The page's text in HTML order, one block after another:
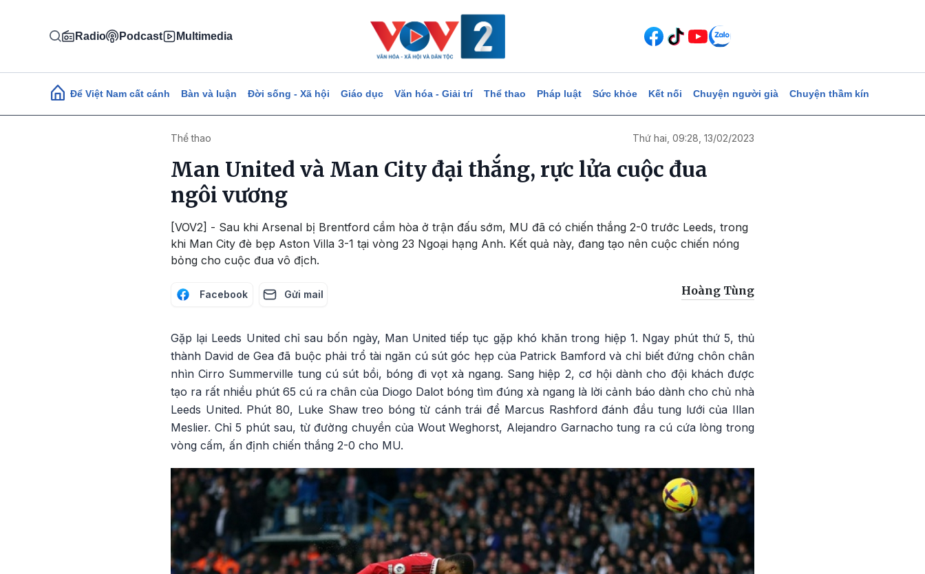
Radio Podcast Multimedia
Main navigation
Để Việt Nam cất cánh Bàn và luận Đời sống - Xã hội Giáo dục Văn hóa - Giải trí Thể thao Pháp luật Sức khỏe Kết nối Chuyện người già Chuyện thầm kín
Thể thao Thứ hai, 09:28, 13/02/2023
Man United và Man City đại thắng, rực lửa cuộc đua
ngôi vương
[VOV2] - Sau khi Arsenal bị Brentford cầm hòa ở trận đấu sớm, MU đã có chiến thắng 2-0 trước Leeds, trong
khi Man City đè bẹp Aston Villa 3-1 tại vòng 23 Ngoại hạng Anh. Kết quả này, đang tạo nên cuộc chiến nóng
bỏng cho cuộc đua vô địch.
Facebook Gửi mail Hoàng Tùng
Gặp lại Leeds United chỉ sau bốn ngày, Man United tiếp tục gặp khó khăn trong hiệp 1. Ngay phút thứ 5, thủ
thành David de Gea đã buộc phải trổ tài ngăn cú sút góc hẹp của Patrick Bamford và chỉ biết đứng chôn chân
nhìn Cirro Summerville tung cú sút bồi, bóng đi vọt xà ngang. Sang hiệp 2, cơ hội dành cho đội khách được
tạo ra rất nhiều phút 65 cú ra chân của Diogo Dalot bóng tìm đúng xà ngang là lời cảnh báo dành cho chủ nhà
Leeds United. Phút 80, Luke Shaw treo bóng từ cánh trái để Marcus Rashford đánh đầu tung lưới của Illan
Meslier. Chỉ 5 phút sau, từ đường chuyền của Wout Weghorst, Alejandro Garnacho tung ra cú cứa lòng trong
vòng cấm, ấn định chiến thắng 2-0 cho MU.